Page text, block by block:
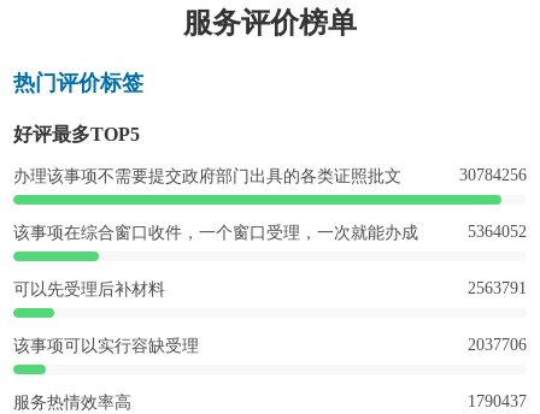
服务评价榜单
热门评价标签
好评最多TOP5
办理该事项不需要提交政府部门出具的各类证照批文 30784256
该事项在综合窗口收件，一个窗口受理，一次就能办成 5364052
可以先受理后补材料 2563791
该事项可以实行容缺受理 2037706
服务热情效率高 1790437